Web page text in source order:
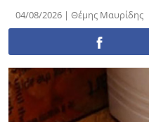
04/08/2026 | Θέμης Μαυρίδης